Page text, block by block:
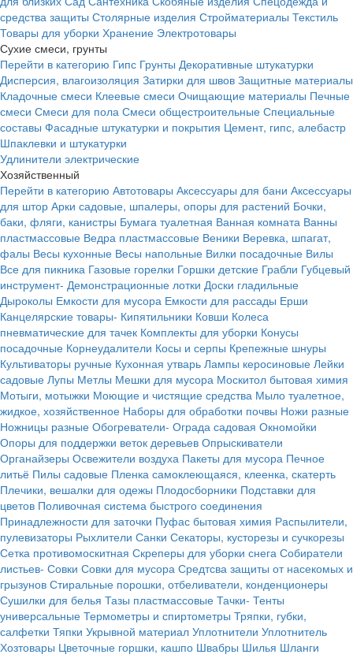
средства защиты Столярные изделия Стройматериалы Текстиль
Товары для уборки Хранение Электротовары
Сухие смеси, грунты
Перейти в категорию Гипс Грунты Декоративные штукатурки
Дисперсия, влагоизоляция Затирки для швов Защитные материалы
Кладочные смеси Клеевые смеси Очищающие материалы Печные
смеси Смеси для пола Смеси общестроительные Специальные
составы Фасадные штукатурки и покрытия Цемент, гипс, алебастр
Шпаклевки и штукатурки
Удлинители электрические
Хозяйственный
Перейти в категорию Автотовары Аксессуары для бани Аксессуары
для штор Арки садовые, шпалеры, опоры для растений Бочки,
баки, фляги, канистры Бумага туалетная Ванная комната Ванны
пластмассовые Ведра пластмассовые Веники Веревка, шпагат,
фалы Весы кухонные Весы напольные Вилки посадочные Вилы
Все для пикника Газовые горелки Горшки детские Грабли Губцевый
инструмент- Демонстрационные лотки Доски гладильные
Дыроколы Емкости для мусора Емкости для рассады Ерши
Канцелярские товары- Кипятильники Ковши Колеса
пневматические для тачек Комплекты для уборки Конусы
посадочные Корнеудалители Косы и серпы Крепежные шнуры
Культиваторы ручные Кухонная утварь Лампы керосиновые Лейки
садовые Лупы Метлы Мешки для мусора Москитол бытовая химия
Мотыги, мотыжки Моющие и чистящие средства Мыло туалетное,
жидкое, хозяйственное Наборы для обработки почвы Ножи разные
Ножницы разные Обогреватели- Ограда садовая Окномойки
Опоры для поддержки веток деревьев Опрыскиватели
Органайзеры Освежители воздуха Пакеты для мусора Печное
литьё Пилы садовые Пленка самоклеющаяся, клеенка, скатерть
Плечики, вешалки для одежы Плодосборники Подставки для
цветов Поливочная система быстрого соединения
Принадлежности для заточки Пуфас бытовая химия Распылители,
пулевизаторы Рыхлители Санки Секаторы, кусторезы и сучкорезы
Сетка противомоскитная Скреперы для уборки снега Собиратели
листьев- Совки Совки для мусора Средтсва защиты от насекомых и
грызунов Стиральные порошки, отбеливатели, конденционеры
Сушилки для белья Тазы пластмассовые Тачки- Тенты
универсальные Термометры и спиртометры Тряпки, губки,
салфетки Тяпки Укрывной материал Уплотнители Уплотнитель
Хозтовары Цветочные горшки, кашпо Швабры Шилья Шланги